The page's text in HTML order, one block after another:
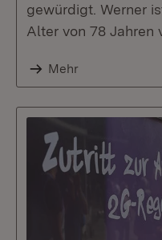
gewürdigt. Werner
Alter von 78 Jahren
Mehr